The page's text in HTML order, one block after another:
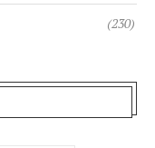
(230)